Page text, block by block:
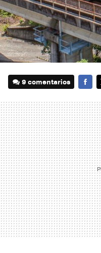
9 comentarios